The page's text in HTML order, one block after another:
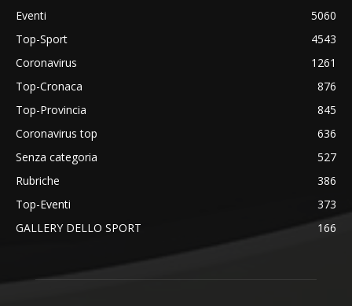
Eventi
5060
Top-Sport
4543
Coronavirus
1261
Top-Cronaca
876
Top-Provincia
845
Coronavirus top
636
Senza categoria
527
Rubriche
386
Top-Eventi
373
GALLERY DELLO SPORT
166